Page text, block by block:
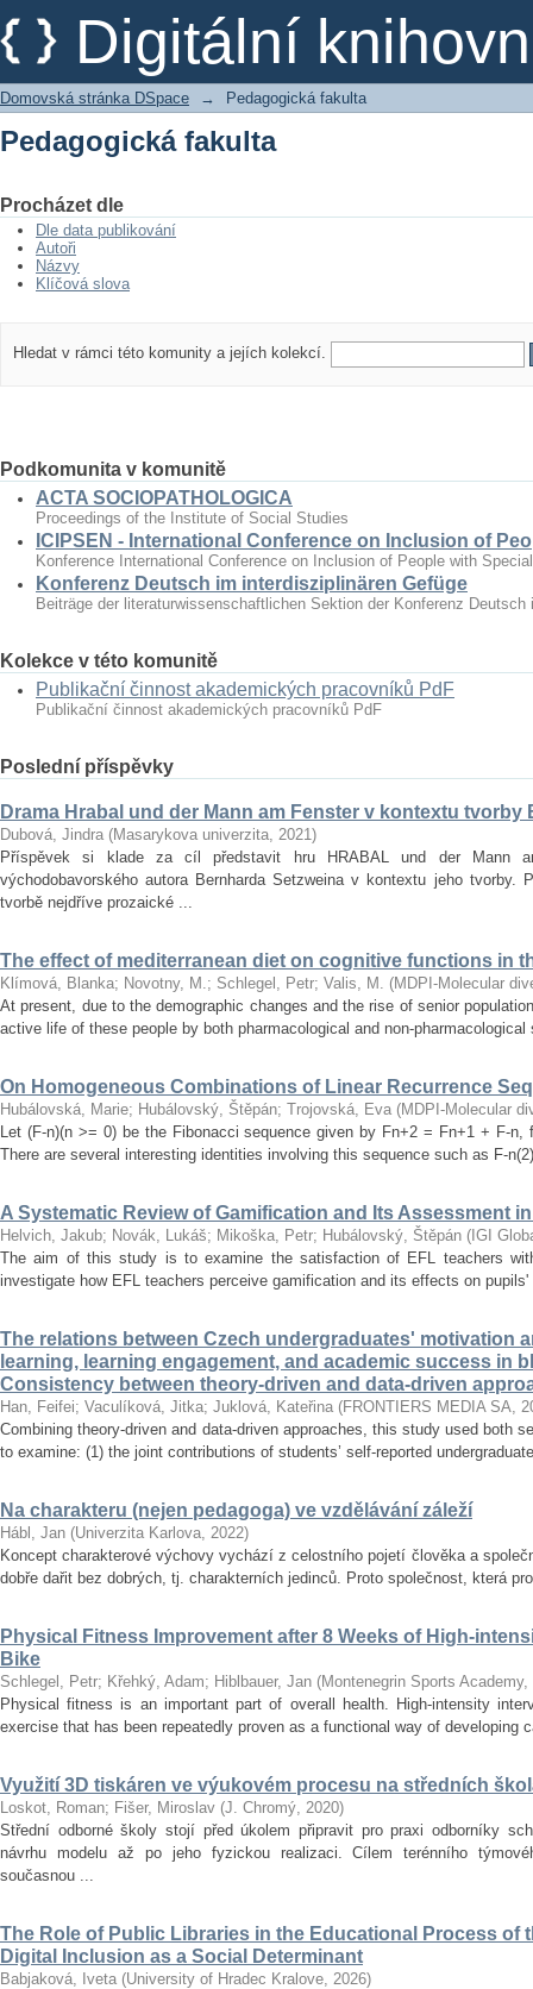
Digitální
Pedagogická fakulta
Domovská stránka DSpace → Pedagogická fakulta
Pedagogická fakulta
Procházet dle
Dle data publikování
Autoři
Názvy
Klíčová slova
Hledat v rámci této komunity a jejích kolekcí.
Podkomunita v komunitě
ACTA SOCIOPATHOLOGICA
Proceedings of the Institute of Social Studies
ICIPSEN - International Conference on Inclusion of
Konference International Conference on Inclusion of People with
Konferenz Deutsch im interdisziplinären Gefüge
Beiträge der literaturwissenschaftlichen Sektion der Konferenz
Kolekce v této komunitě
Publikační činnost akademických pracovníků PdF
Publikační činnost akademických pracovníků PdF
Poslední příspěvky
Drama Hrabal und der Mann am Fenster v kontextu tvorby
Dubová, Jindra (Masarykova univerzita, 2021)
Příspěvek si klade za cíl představit hru HRABAL und der Mann
východobavorského autora Bernharda Setzweina v kontextu jeho tvorby.
tvorbě nejdříve prozaické ...
The effect of mediterranean diet on cognitive functions in
Klímová, Blanka; Novotny, M.; Schlegel, Petr; Valis, M. (MDPI-Molecular
At present, due to the demographic changes and the rise of senior
active life of these people by both pharmacological and
On Homogeneous Combinations of Linear Recurrence
Hubálovská, Marie; Hubálovský, Štěpán; Trojovská, Eva (MDPI-Molecular
Let (F-n)(n >= 0) be the Fibonacci sequence given by Fn+2 = Fn+1 + F-
There are several interesting identities involving this sequence such as F-
A Systematic Review of Gamification and Its Assessment
Helvich, Jakub; Novák, Lukáš; Mikoška, Petr; Hubálovský, Štěpán ( IGI
The aim of this study is to examine the satisfaction of EFL teachers
investigate how EFL teachers perceive gamification and its effects on
The relations between Czech undergraduates' motivation
learning, learning engagement, and academic success in
Consistency between theory-driven and data-driven
Han, Feifei; Vaculíková, Jitka; Juklová, Kateřina (FRONTIERS MEDIA SA,
Combining theory-driven and data-driven approaches, this study used both
to examine: (1) the joint contributions of students’ self-reported
Na charakteru (nejen pedagoga) ve vzdělávání záleží
Hábl, Jan (Univerzita Karlova, 2022)
Koncept charakterové výchovy vychází z celostního pojetí člověka a
dobře dařit bez dobrých, tj. charakterních jedinců. Proto společnost, která
Physical Fitness Improvement after 8 Weeks of High-
Bike
Schlegel, Petr; Křehký, Adam; Hiblbauer, Jan (Montenegrin Sports Academy,
Physical fitness is an important part of overall health. High-intensity
exercise that has been repeatedly proven as a functional way of developing
Využití 3D tiskáren ve výukovém procesu na středních
Loskot, Roman; Fišer, Miroslav (J. Chromý, 2020)
Střední odborné školy stojí před úkolem připravit pro praxi odborníky
návrhu modelu až po jeho fyzickou realizaci. Cílem terénního
současnou ...
The Role of Public Libraries in the Educational Process of
Digital Inclusion as a Social Determinant
Babjaková, Iveta (University of Hradec Kralove, 2026)